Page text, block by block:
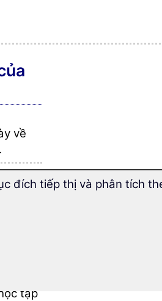
về
lý và
tập
đích tiếp thị và phân tích